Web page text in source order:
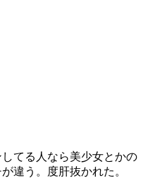
てる人なら美少女とかの
違う。度肝抜かれた。